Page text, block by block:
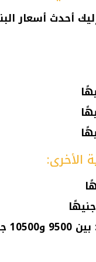
أحدث أسعار
الأخرى: